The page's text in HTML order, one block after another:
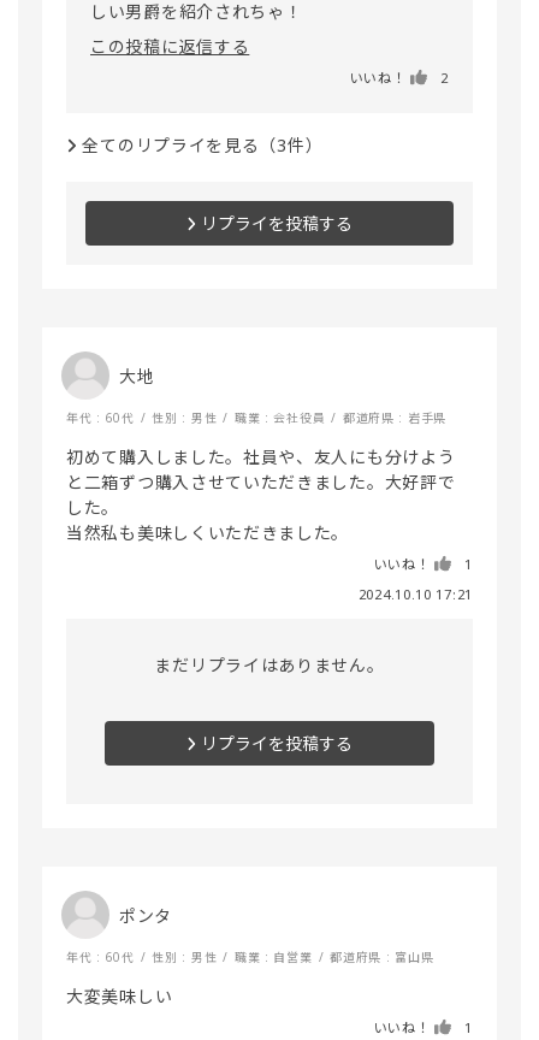
この投稿に返信する
いいね！ 2
全てのリプライを見る（3件）
リプライを投稿する
大地
年代 : 60代 性別 : 男性 職業 : 会社役員 都道府県 : 岩手県
初めて購入しました。社員や、友人にも分けよう
と二箱ずつ購入させていただきました。大好評で
した。
いいね！
1
2024.10.10 17:21
まだリプライはありません。
リプライを投稿する
ポンタ
年代 : 60代 性別 : 男性 職業 : 自営業 都道府県 : 富山県
大変美味しい
いいね！ 1